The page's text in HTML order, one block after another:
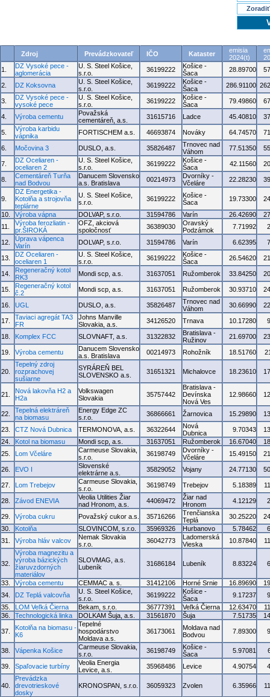
Zdroj Prevádzkovateľ IČO Kataster
emisia
2024(t)
1.
DZ Vysoké pece -
aglomerácia
U. S. Steel Košice,
s.r.o.
36199222
Košice -
Šaca
28.89700
2. DZ Koksovna
U. S. Steel Košice,
s.r.o.
36199222
Košice -
Šaca
286.91100
3.
DZ Vysoké pece -
vysoké pece
U. S. Steel Košice,
s.r.o.
36199222
Košice -
Šaca
79.49860
4. Výroba cementu
Považská
cementáreň, a.s.
31615716 Ladce 45.40810
5.
Výroba karbidu
vápnika
FORTISCHEM a.s. 46693874 Nováky 64.74570
6. Močovina 3 DUSLO, a.s. 35826487
Trnovec nad
Váhom
77.51350
7.
DZ Oceliaren -
oceliaren 2
U. S. Steel Košice,
s.r.o.
36199222
Košice -
Šaca
42.11560
8.
Cementáreň Turňa
nad Bodvou
Danucem Slovensko
a.s. Bratislava
00214973
Dvorníky -
Včeláre
22.28230
9.
DZ Energetika -
Kotolňa a strojovňa
teplárne
U. S. Steel Košice,
s.r.o.
36199222
Košice -
Šaca
19.73300
10. Výroba vápna DOLVAP, s.r.o. 31594786 Varín 26.42690
11.
Výroba ferozliatin -
pr.ŠIROKÁ
OFZ, akciová
spoločnosť
36389030
Oravský
Podzámok
7.71992
12.
Úprava vápenca
Varín
DOLVAP, s.r.o. 31594786 Varín 6.62395
13.
DZ Oceliaren -
oceliaren 1
U. S. Steel Košice,
s.r.o.
36199222
Košice -
Šaca
26.54620
14.
Regeneračný kotol
RK3
Mondi scp, a.s. 31637051 Ružomberok 33.84250
15.
Regeneračný kotol
č.2
Mondi scp, a.s. 31637051 Ružomberok 30.93710
16. UGL DUSLO, a.s. 35826487
Trnovec nad
Váhom
30.66990
17.
Taviaci agregát TA3
FR
Johns Manville
Slovakia, a.s.
34126520 Trnava 10.17280
18. Komplex FCC SLOVNAFT, a.s. 31322832
Bratislava -
Ružinov
21.69700
19. Výroba cementu
Danucem Slovensko
a.s. Bratislava
00214973 Rohožník 18.51760
20.
Tepelný zdroj
rozprachovej
sušiarne
SYRÁREŇ BEL
SLOVENSKO a.s.
31651321 Michalovce 18.23610
21.
Nová lakovňa H2 a
H2a
Volkswagen
Slovakia
35757442
Bratislava -
Devínska
Nová Ves
12.98660
22.
Tepelná elektráreň
na biomasu
Energy Edge ZC
s.r.o.
36866661 Žarnovica 15.29890
23. CTZ Nová Dubnica TERMONOVA, a.s. 36322644
Nová
Dubnica
9.70343
24.
Kotol na biomasu Mondi scp, a.s. 31637051 Ružomberok 16.67040
25.
Lom Včeláre
Carmeuse Slovakia,
s.r.o.
36198749
Dvorníky -
Včeláre
15.49150
26. EVO I
Slovenské
elektrárne a.s.
35829052 Vojany 24.77130
27. Lom Trebejov
Carmeuse Slovakia,
s.r.o.
36198749 Trebejov 5.18389
28. Závod ENEVIA
Veolia Utilities Žiar
nad Hronom, a.s.
44069472
Žiar nad
Hronom
4.12129
29. Výroba cukru Považský cukor a.s. 35716266
Trenčianska
Teplá
30.25220
30.
Kotolňa SLOVINCOM, s.r.o. 35969326 Hurbanovo 5.78462
31.
Výroba hláv valcov
Nemak Slovakia
s.r.o.
36042773
Ladomerská
Vieska
10.87840
32.
Výroba magnezitu a
výroba bázických
žiaruvzdorných
materiálov
SLOVMAG, a.s.
Lubeník
31686184 Lubeník 8.83224
33. Výroba cementu CEMMAC a. s. 31412106 Horné Srnie 16.89690
34.
DZ Teplá valcovňa
U. S. Steel Košice,
s.r.o.
36199222
Košice -
Šaca
9.17237
35.
LOM Veľká Čierna Bekam, s.r.o. 36777391 Veľká Čierna 12.63470
36.
Technologická linka DOLKAM Šuja, a.s. 31561870 Šuja 7.51735
37.
Kotolňa na biomasu -
K6
Tepelné
hospodárstvo
Moldava a.s.
36173061
Moldava nad
Bodvou
7.89300
38. Vápenka Košice
Carmeuse Slovakia,
s.r.o.
36198749
Košice -
Šaca
5.97081
39. Spaľovacie turbíny
Veolia Energia
Levice, a.s.
35968486 Levice 4.90754
40.
Prevádzka
drevotrieskové
dosky
KRONOSPAN, s.r.o. 36059323 Zvolen 6.35966